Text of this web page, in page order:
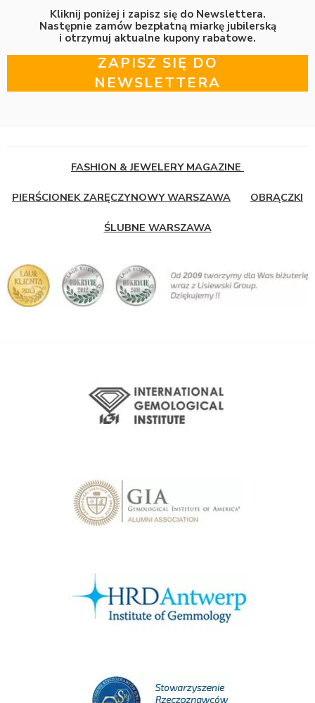
Kliknij poniżej i zapisz się do Newslettera.
Następnie zamów bezpłatną miarkę jubilerską
i otrzymuj aktualne kupony rabatowe.
ZAPISZ SIĘ DO
NEWSLETTERA
FASHION & JEWELERY MAGAZINE
PIERŚCIONEK ZARĘCZYNOWY WARSZAWA OBRĄCZKI
ŚLUBNE WARSZAWA